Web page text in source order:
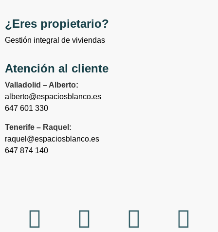
¿Eres propietario?
Gestión integral de viviendas
Atención al cliente
Valladolid – Alberto:
alberto@espaciosblanco.es
647 601 330
Tenerife – Raquel:
raquel@espaciosblanco.es
647 874 140